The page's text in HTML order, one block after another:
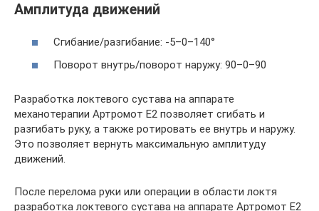
Амплитуда движений
Сгибание/разгибание: -5–0–140°
Поворот внутрь/поворот наружу: 90–0–90
Разработка локтевого сустава на аппарате
механотерапии Артромот Е2 позволяет сгибать и
разгибать руку, а также ротировать ее внутрь и наружу.
Это позволяет вернуть максимальную амплитуду
движений.
После перелома руки или операции в области локтя
разработка локтевого сустава на аппарате Артромот Е2